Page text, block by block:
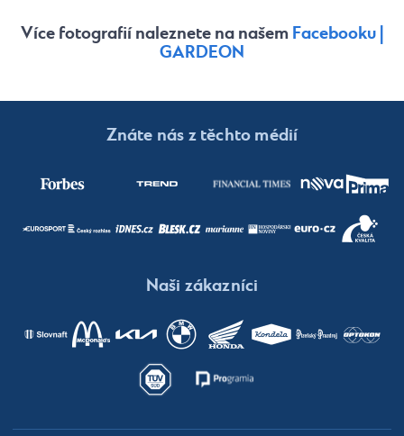
Více fotografií naleznete na našem Facebooku |
GARDEON
Znáte nás z těchto médií
Naši zákazníci